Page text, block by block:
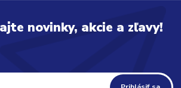
novinky, akcie a zľavy!